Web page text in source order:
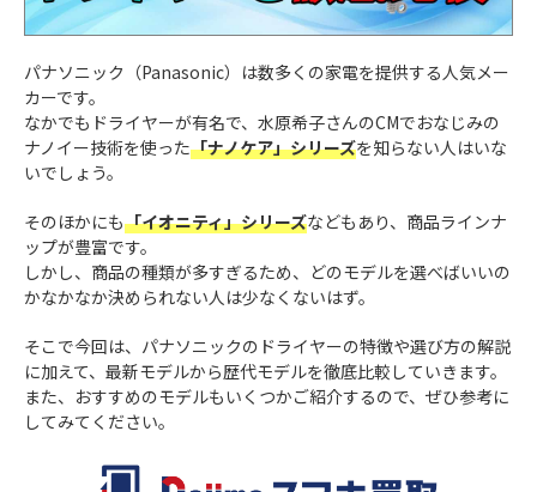
パナソニック（Panasonic）は数多くの家電を提供する人気メー
カーです。
なかでもドライヤーが有名で、水原希子さんのCMでおなじみの
ナノイー技術を使った「ナノケア」シリーズを知らない人はいな
いでしょう。
そのほかにも「イオニティ」シリーズなどもあり、商品ラインナ
ップが豊富です。
しかし、商品の種類が多すぎるため、どのモデルを選べばいいの
かなかなか決められない人は少なくないはず。
そこで今回は、パナソニックのドライヤーの特徴や選び方の解説
に加えて、最新モデルから歴代モデルを徹底比較していきます。
また、おすすめのモデルもいくつかご紹介するので、ぜひ参考に
してみてください。